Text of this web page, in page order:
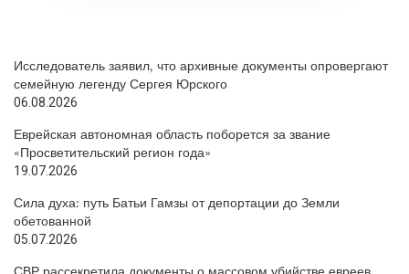
Исследователь заявил, что архивные документы опровергают
семейную легенду Сергея Юрского
06.08.2026
Еврейская автономная область поборется за звание
«Просветительский регион года»
19.07.2026
Сила духа: путь Батьи Гамзы от депортации до Земли
обетованной
05.07.2026